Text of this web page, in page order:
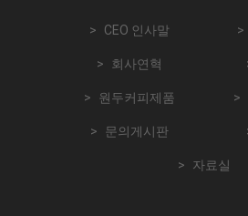
CEO 인사말
회사연혁
원두커피제품
문의게시판
자료실